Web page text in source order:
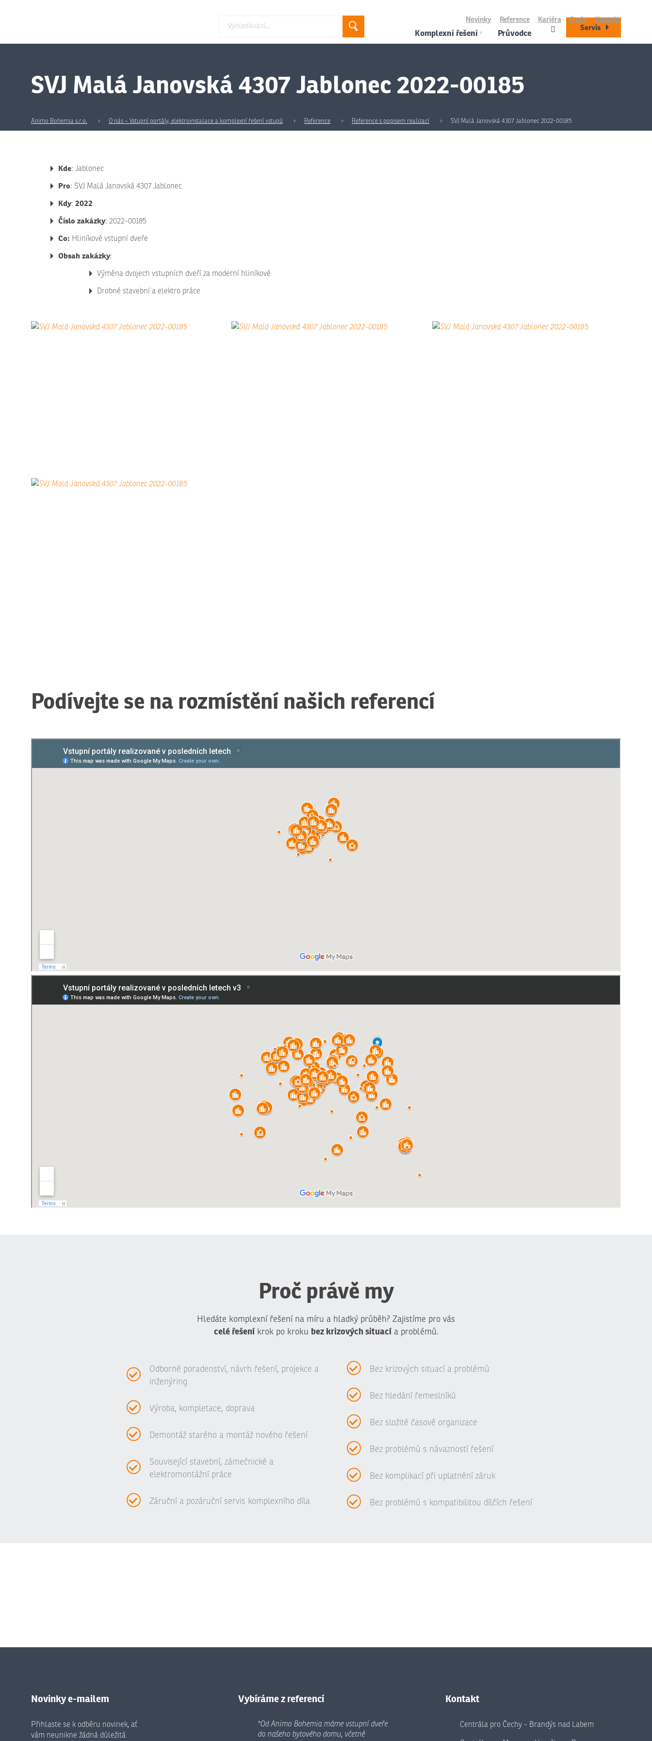
Hledat
Komplexní řešení Průvodce Servis
Novinky Reference Kariéra O nás Kontakt
SVJ Malá Janovská 4307 Jablonec 2022-00185
Animo Bohemia s.r.o. O nás – Vstupní portály, elektroinstalace a komplexní řešení vstupů Reference Reference s popisem realizací SVJ Malá Janovská 4307 Jablonec 2022-00185
Kde: Jablonec
Pro: SVJ Malá Janovská 4307 Jablonec
Kdy: 2022
Číslo zakázky: 2022-00185
Co: Hliníkové vstupní dveře
Obsah zakázky:
Výměna dvojech vstupních dveří za moderní hliníkové
Drobné stavební a elektro práce
Podívejte se na rozmístění našich referencí
Proč právě my
Hledáte komplexní řešení na míru a hladký průběh? Zajistíme pro vás
celé řešeníkrok po kroku bez krizových situacía problémů.
Odborné poradenství, návrh řešení, projekce a
inženýring
Výroba, kompletace, doprava
Demontáž starého a montáž nového řešení
Související stavební, zámečnické a
elektromontážní práce
Záruční a pozáruční servis komplexního díla
Bez krizových situací a problémů
Bez hledání řemeslníků
Bez složité časové organizace
Bez problémů s návazností řešení
Bez komplikací při uplatnění záruk
Bez problémů s kompatibilitou dílčích řešení
Novinky e-mailem
Přihlaste se k odběru novinek, ať
vám neunikne žádná důležitá
Vybíráme z referencí
"Od Animo Bohemia máme vstupní dveře
do našeho bytového domu, včetně
Kontakt
Centrála pro Čechy - Brandýs nad Labem